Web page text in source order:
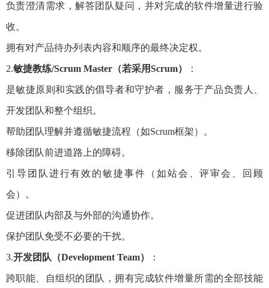
负责澄清需求，解答团队疑问，并对完成的软件增量进行验
收。
拥有对产品待办列表内容和顺序的最终决定权。
2.敏捷教练/Scrum Master（若采用Scrum） ：
是敏捷原则和实践的倡导者和守护者，服务于产品负责人、
开发团队和整个组织。
帮助团队理解并遵循敏捷流程（如Scrum框架）。
移除团队前进道路上的障碍。
引导团队进行有效的敏捷事件（如站会、评审会、回顾
会）。
促进团队内部及与外部的沟通协作。
保护团队免受不必要的干扰。
3.开发团队（Development Team） ：
跨职能、自组织的团队，拥有完成软件增量所需的全部技能